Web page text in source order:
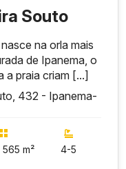
Souto
na orla mais
de Ipanema, o
a praia criam [...]
432 - Ipanema-
m² 4-5